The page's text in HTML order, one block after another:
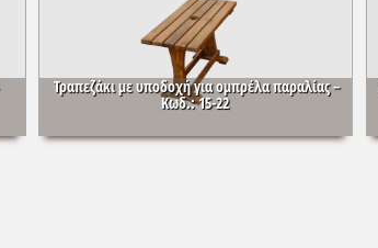
Τραπεζάκι με υποδοχή για ομπρέλα παραλίας –
Κωδ.: 15-22